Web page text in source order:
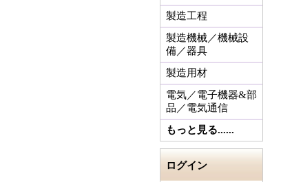
製造工程
製造機械／機械設
備／器具
製造用材
電気／電子機器&部
品／電気通信
もっと見る......
ログイン